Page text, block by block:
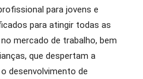
para jovens e
para atingir todas as
mercado de trabalho, bem
que despertam a
desenvolvimento de